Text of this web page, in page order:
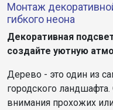
Монтаж
гибкого неона
Декоративная
создайте уютную
Дерево - это один из
городского
внимания прохожих